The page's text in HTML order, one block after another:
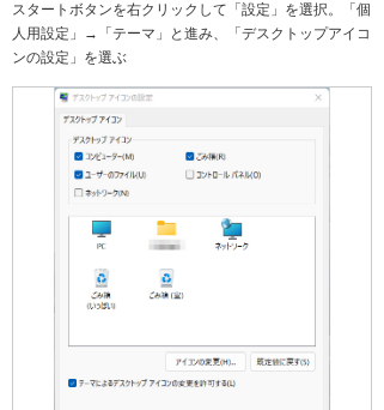
スタートボタンを右クリックして「設定」を選択。「個
人用設定」→「テーマ」と進み、「デスクトップアイコ
ンの設定」を選ぶ